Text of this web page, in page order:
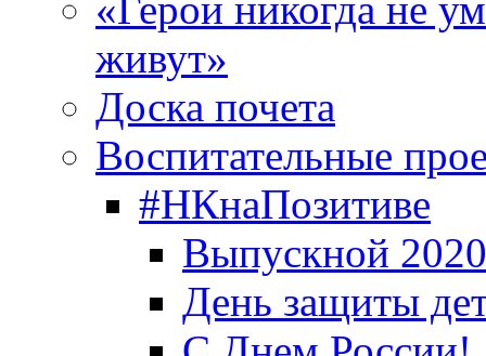
«Герои никогда не
живут»
Доска почета
Воспитательные
#НКнаПозитиве
Выпускной
День защиты